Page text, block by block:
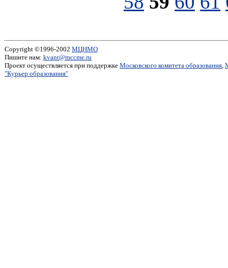
Copyright ©1996-2002 МЦНМО
Пишите нам: kvant@mccme.ru
Проект осуществляется при поддержке Московского комитета образования,
"Курьер образования"